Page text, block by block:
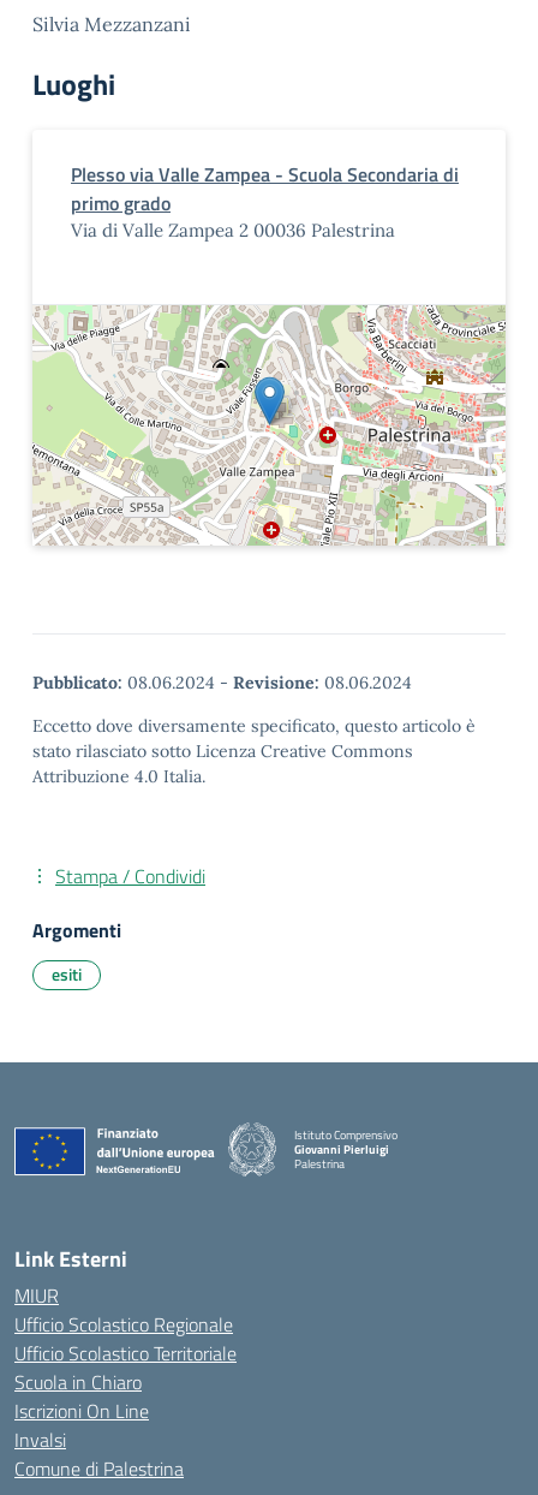
Silvia Mezzanzani
Luoghi
Plesso via Valle Zampea - Scuola Secondaria di
primo grado
Via di Valle Zampea 2 00036 Palestrina
Pubblicato: 08.06.2024 - Revisione: 08.06.2024
Eccetto dove diversamente specificato, questo articolo è
stato rilasciato sotto Licenza Creative Commons
Attribuzione 4.0 Italia.
Stampa / Condividi
Argomenti
esiti
Istituto Comprensivo
Giovanni Pierluigi
Palestrina
Link Esterni
MIUR
Ufficio Scolastico Regionale
Ufficio Scolastico Territoriale
Scuola in Chiaro
Iscrizioni On Line
Invalsi
Comune di Palestrina